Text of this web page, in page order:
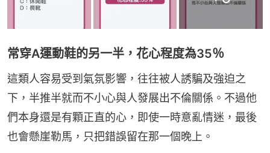
常穿A運動鞋的另一半，花心程度為35％
這類人容易受到氣氛影響，往往被人誘騙及強迫之
下，半推半就而不小心與人發展出不倫關係。不過他
們本身還是有顆正直的心，即使一時意亂情迷，最後
也會懸崖勒馬，只把錯誤留在那一個晚上。